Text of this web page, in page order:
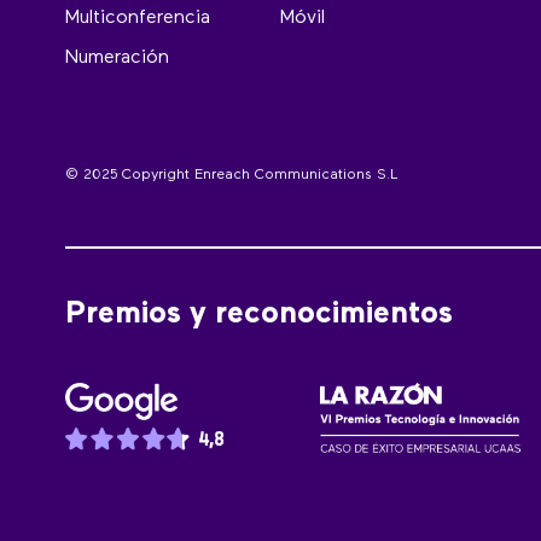
Multiconferencia
Numeración
Móvil
© 2025 Copyright Enreach Communications S.L
Premios y reconocimientos